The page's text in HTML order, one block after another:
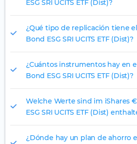
ESG SRI UCITS ETF (Dist)?
¿Qué tipo de replicación tiene
Bond ESG SRI UCITS ETF (Dist)?
¿Cuántos instrumentos hay en
Bond ESG SRI UCITS ETF (Dist)?
Welche Werte sind im iShares
ESG SRI UCITS ETF (Dist)
¿Dónde hay un plan de ahorro